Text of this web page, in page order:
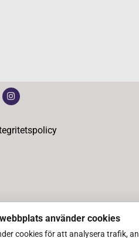
använder cookies
cookies för att analysera trafik,